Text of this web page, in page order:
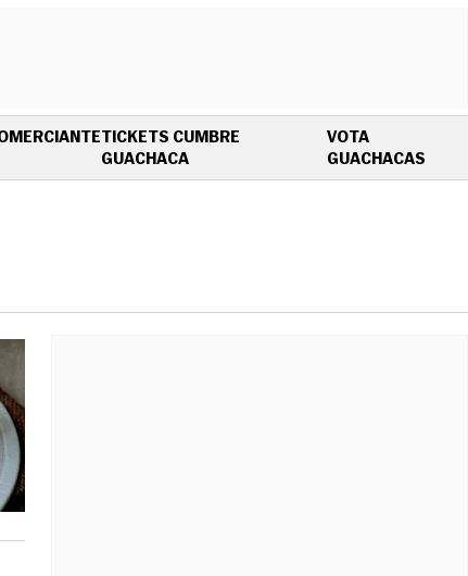
TICKETS CUMBRE
GUACHACAOPENS IN NEW WINDOW
VOTA
GUACHACAS